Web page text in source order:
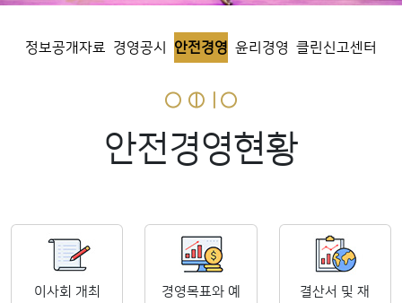
정보공개자료 경영공시 안전경영 윤리경영 클린신고센터
안전경영현황
이사회 개최
경영목표와 예
결산서 및 재